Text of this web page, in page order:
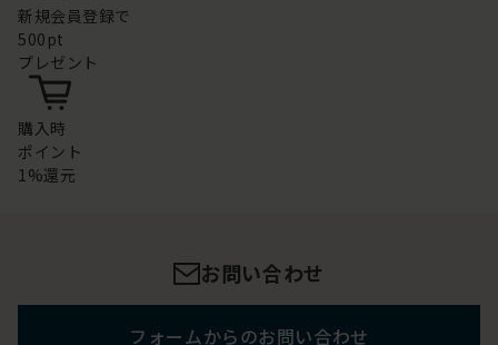
新規会員登録で
500pt
プレゼント
購入時
ポイント
1%還元
お問い合わせ
フォームからのお問い合わせ